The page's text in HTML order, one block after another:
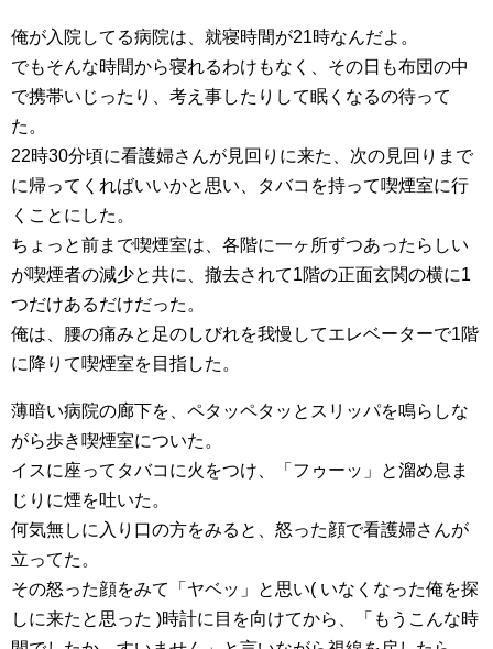
俺が入院してる病院は、就寝時間が21時なんだよ。
でもそんな時間から寝れるわけもなく、その日も布団の中
で携帯いじったり、考え事したりして眠くなるの待って
た。
22時30分頃に看護婦さんが見回りに来た、次の見回りまで
に帰ってくればいいかと思い、タバコを持って喫煙室に行
くことにした。
ちょっと前まで喫煙室は、各階に一ヶ所ずつあったらしい
が喫煙者の減少と共に、撤去されて1階の正面玄関の横に1
つだけあるだけだった。
俺は、腰の痛みと足のしびれを我慢してエレベーターで1階
に降りて喫煙室を目指した。
薄暗い病院の廊下を、ペタッペタッとスリッパを鳴らしな
がら歩き喫煙室についた。
イスに座ってタバコに火をつけ、「フゥーッ」と溜め息ま
じりに煙を吐いた。
何気無しに入り口の方をみると、怒った顔で看護婦さんが
立ってた。
その怒った顔をみて「ヤベッ」と思い( いなくなった俺を探
しに来たと思った )時計に目を向けてから、「もうこんな時